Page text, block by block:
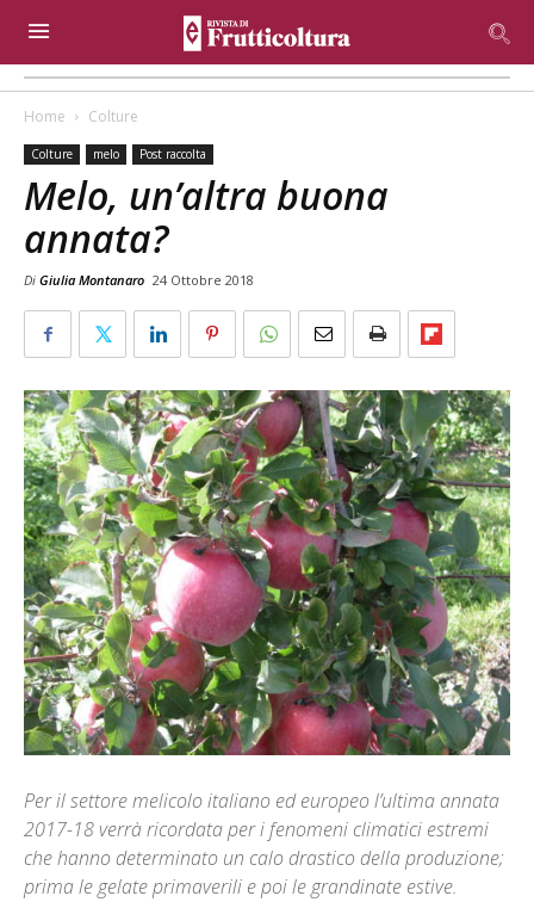
Home Colture
Colture melo Post raccolta
Melo, un’altra buona
annata?
Di Giulia Montanaro 24 Ottobre 2018
Per il settore melicolo italiano ed europeo l’ultima annata
2017-18 verrà ricordata per i fenomeni climatici estremi
che hanno determinato un calo drastico della produzione;
prima le gelate primaverili e poi le grandinate estive.